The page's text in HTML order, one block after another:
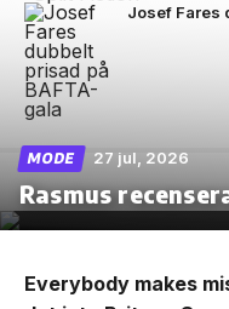
Josef Fares
MODE 27 jul, 2026
Rasmus
Everybody makes